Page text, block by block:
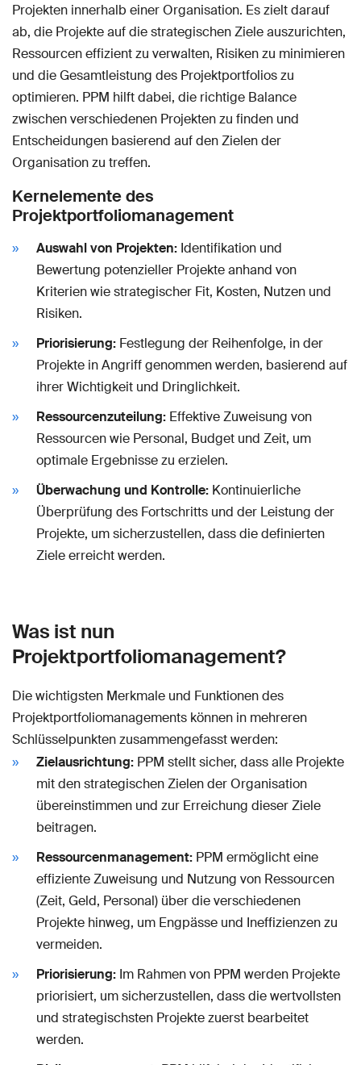
Projekten innerhalb einer Organisation. Es zielt darauf
ab, die Projekte auf die strategischen Ziele auszurichten,
Ressourcen effizient zu verwalten, Risiken zu minimieren
und die Gesamtleistung des Projektportfolios zu
optimieren. PPM hilft dabei, die richtige Balance
zwischen verschiedenen Projekten zu finden und
Entscheidungen basierend auf den Zielen der
Organisation zu treffen.
Kernelemente des
Projektportfoliomanagement
Auswahl von Projekten: Identifikation und
Bewertung potenzieller Projekte anhand von
Kriterien wie strategischer Fit, Kosten, Nutzen und
Risiken.
Priorisierung: Festlegung der Reihenfolge, in der
Projekte in Angriff genommen werden, basierend auf
ihrer Wichtigkeit und Dringlichkeit.
Ressourcenzuteilung: Effektive Zuweisung von
Ressourcen wie Personal, Budget und Zeit, um
optimale Ergebnisse zu erzielen.
Überwachung und Kontrolle: Kontinuierliche
Überprüfung des Fortschritts und der Leistung der
Projekte, um sicherzustellen, dass die definierten
Ziele erreicht werden.
Was ist nun
Projektportfoliomanagement?
Die wichtigsten Merkmale und Funktionen des
Projektportfoliomanagements können in mehreren
Schlüsselpunkten zusammengefasst werden:
Zielausrichtung: PPM stellt sicher, dass alle Projekte
mit den strategischen Zielen der Organisation
übereinstimmen und zur Erreichung dieser Ziele
beitragen.
Ressourcenmanagement: PPM ermöglicht eine
effiziente Zuweisung und Nutzung von Ressourcen
(Zeit, Geld, Personal) über die verschiedenen
Projekte hinweg, um Engpässe und Ineffizienzen zu
vermeiden.
Priorisierung: Im Rahmen von PPM werden Projekte
priorisiert, um sicherzustellen, dass die wertvollsten
und strategischsten Projekte zuerst bearbeitet
werden.